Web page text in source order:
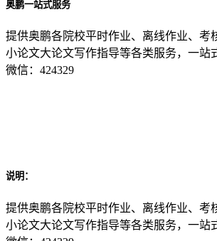
奥鹏一站式服务
提供奥鹏各院校平时作业、离线作业、考
小论文大论文写作指导等各类服务，一站
微信：424329
说明：
提供奥鹏各院校平时作业、离线作业、考
小论文大论文写作指导等各类服务，一站